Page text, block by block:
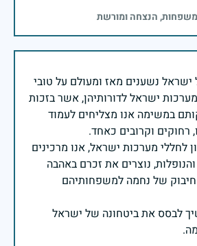
הנצחה ומורשת
נשענים מאז ומעולם על טובי
מערכות ישראל לדורותיהן, אשר בזכות
במשימה אנו מצליחים לעמוד
לחללי מערכות ישראל, אנו מרכינים
נוצרים את זכרם באהבה
חיבוק של נחמה למשפחותיהם
לבסס את ביטחונה של ישראל